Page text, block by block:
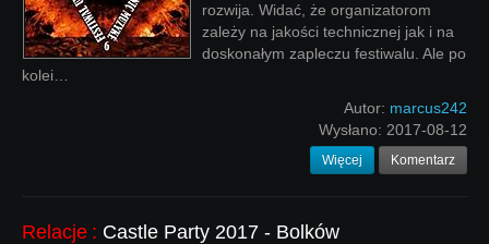
rozwija. Widać, że organizatorom
zależy na jakości technicznej jak i na
doskonałym zapleczu festiwalu. Ale po
kolei…
Autor: marcus242
Wysłano: 2017-08-12
Więcej Komentarz
Relacje : Castle Party 2017 - Bolków